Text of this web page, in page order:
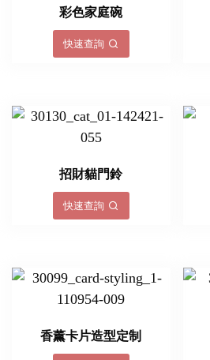
彩色家庭碗
快速查詢
招財貓門鈴
快速查詢
香薰卡片造型定制